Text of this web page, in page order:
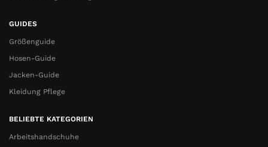
GUIDES
Größenguide
Hosen-Guide
Jacken-Guide
Kleidung Pflege
BELIEBTE KATEGORIEN
Arbeitshandschuhe